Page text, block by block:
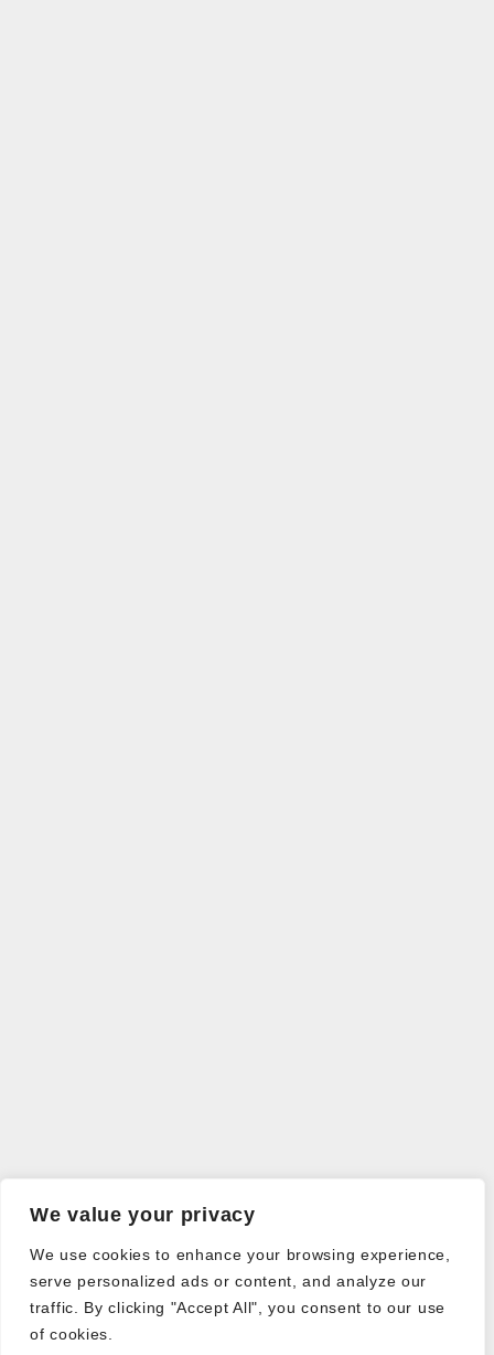
We value your privacy
We use cookies to enhance your browsing experience,
serve personalized ads or content, and analyze our
traffic. By clicking "Accept All", you consent to our use
of cookies.